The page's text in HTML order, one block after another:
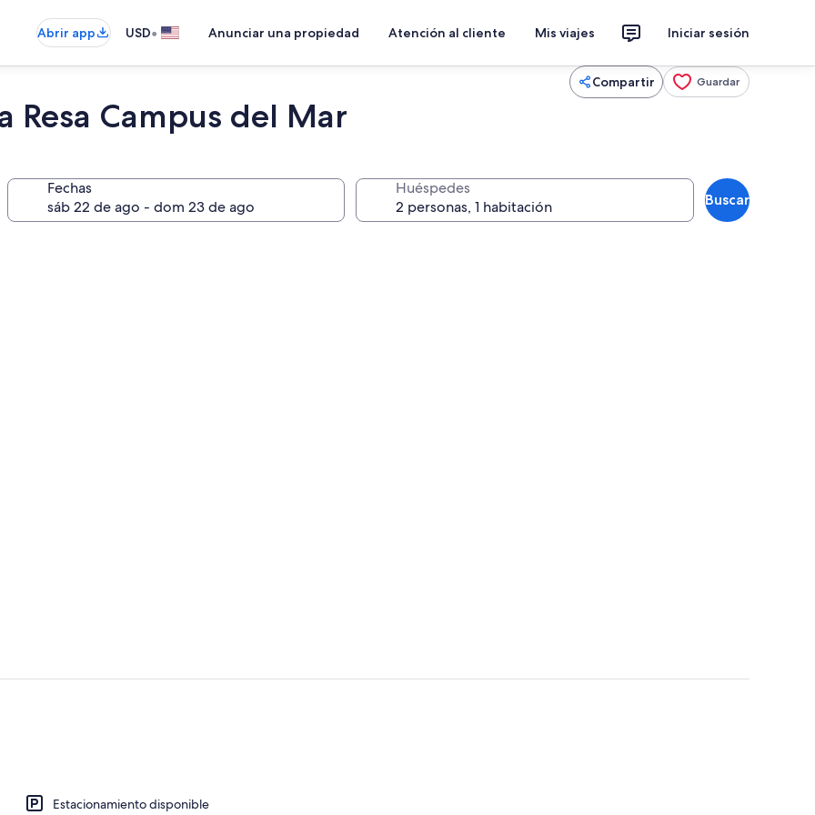
Abrir app USD• Anunciar una propiedad Atención al cliente Mis viajes Iniciar sesión
Compartir Guardar
Resa Campus del Mar
Fechas Huéspedes
Buscar
Estacionamiento disponible